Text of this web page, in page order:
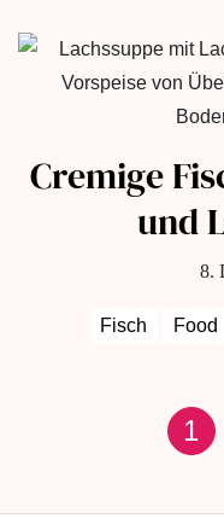
Cremige
und
8.
Fisch Food
1